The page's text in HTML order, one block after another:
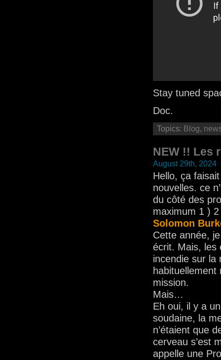
Stay tuned
Doc.
Topics: Blog,
NEW !! Les
August 29th, 2024
Hello, ça
nouvelles. ce
du côté des
maximum 1 )
Solomon
Cette année,
écrit. Mais, les
incendie sur la
mission.
Mais…
Eh oui, il y a
soudaine, la
n’étaient que
cerveau s’est
appelle une